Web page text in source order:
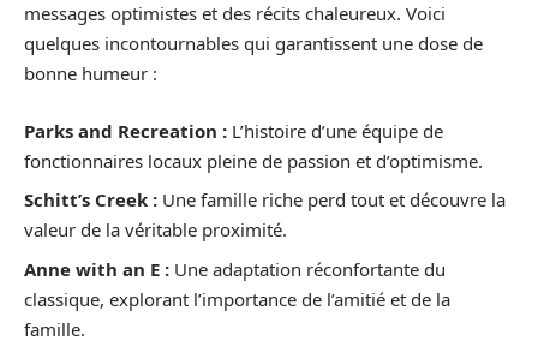
messages optimistes et des récits chaleureux. Voici
quelques incontournables qui garantissent une dose de
bonne humeur :
Parks and Recreation : L’histoire d’une équipe de
fonctionnaires locaux pleine de passion et d’optimisme.
Schitt’s Creek : Une famille riche perd tout et découvre la
valeur de la véritable proximité.
Anne with an E : Une adaptation réconfortante du
classique, explorant l’importance de l’amitié et de la
famille.